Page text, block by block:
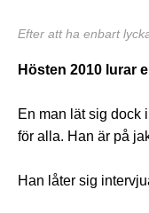
Efter att ha enbart
Hösten 2010 lurar
En man lät sig dock
för alla. Han är på
Han låter sig